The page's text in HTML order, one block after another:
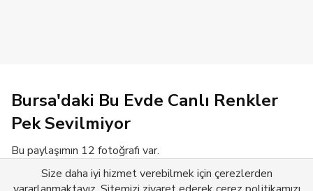
Bursa'daki Bu Evde Canlı Renkler
Pek Sevilmiyor
Bu paylaşımın 12 fotoğrafı var.
Devamını Gör
Size daha iyi hizmet verebilmek için çerezlerden